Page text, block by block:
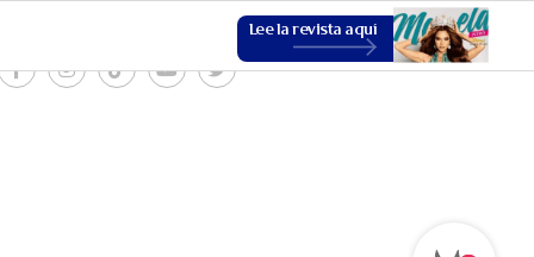
Lee la revista aquí